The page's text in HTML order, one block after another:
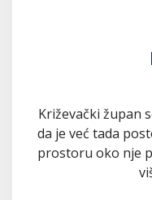
Križevački župan
da je već tada
prostoru oko nje